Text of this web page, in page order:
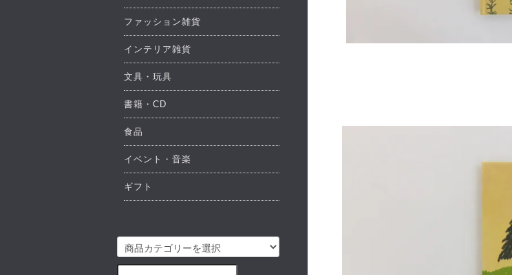
ファッション雑貨
インテリア雑貨
文具・玩具
書籍・CD
食品
イベント・音楽
ギフト